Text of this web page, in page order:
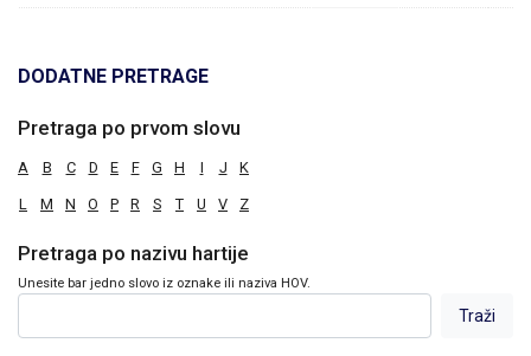
DODATNE PRETRAGE
Pretraga po prvom slovu
A B C D E F G H I J K
L M N O P R S T U V Z
Pretraga po nazivu hartije
Unesite bar jedno slovo iz oznake ili naziva HOV.